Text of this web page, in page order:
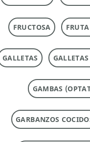
FRUCTOSA
GALLETAS
GAMBAS
GARBANZOS